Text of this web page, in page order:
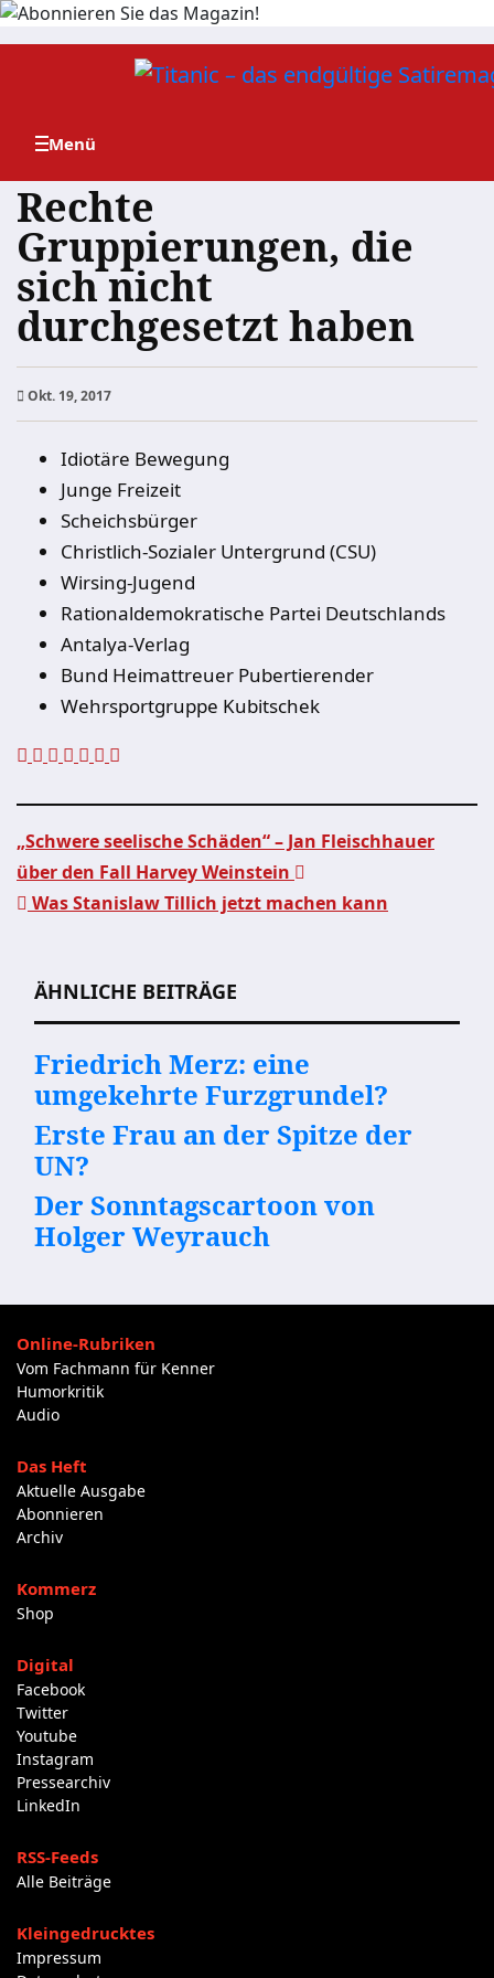
Zum
Rechte
Gruppierungen, die
sich nicht
durchgesetzt haben
Okt. 19, 2017
Idiotäre Bewegung
Junge Freizeit
Scheichsbürger
Christlich-Sozialer Untergrund (CSU)
Wirsing-Jugend
Rationaldemokratische Partei Deutschlands
Antalya-Verlag
Bund Heimattreuer Pubertierender
Wehrsportgruppe Kubitschek
Beitragsnavigation
„Schwere seelische Schäden“ – Jan Fleischhauer
über den Fall Harvey Weinstein
Was Stanislaw Tillich jetzt machen kann
ÄHNLICHE BEITRÄGE
Friedrich Merz: eine
umgekehrte Furzgrundel?
Erste Frau an der Spitze der
UN?
Der Sonntagscartoon von
Holger Weyrauch
Online-Rubriken
Vom Fachmann für Kenner
Humorkritik
Audio
Das Heft
Aktuelle Ausgabe
Abonnieren
Archiv
Kommerz
Shop
Digital
Facebook
Twitter
Youtube
Instagram
Pressearchiv
LinkedIn
RSS-Feeds
Alle Beiträge
Kleingedrucktes
Impressum